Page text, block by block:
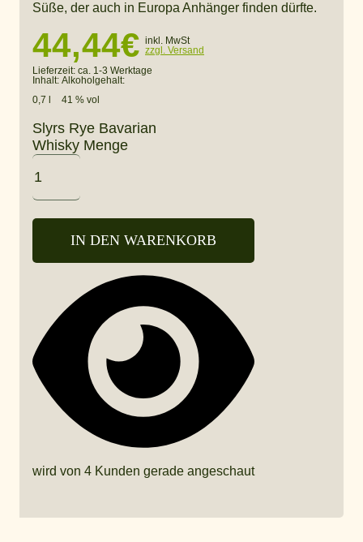
Süße, der auch in Europa Anhänger finden dürfte.
44,44€ inkl. MwSt
zzgl. Versand
Lieferzeit: ca. 1-3 Werktage
Inhalt:
0,7 l
Alkoholgehalt:
41 % vol
Slyrs Rye Bavarian
Whisky Menge
IN DEN WARENKORB
wird von 4 Kunden gerade angeschaut